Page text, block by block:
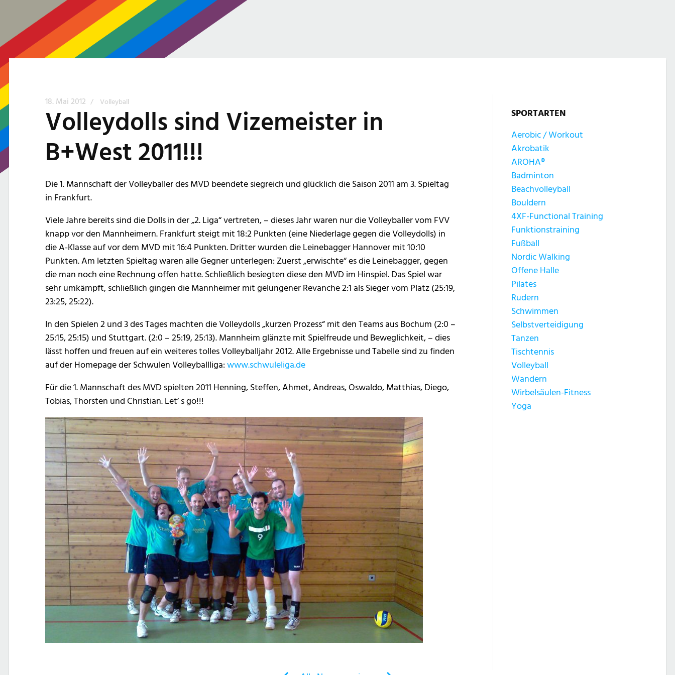
18. Mai 2012 / Volleyball
Volleydolls sind Vizemeister in
B+West 2011!!!
Die 1. Mannschaft der Volleyballer des MVD beendete siegreich und glücklich die Saison 2011 am 3. Spieltag
in Frankfurt.
Viele Jahre bereits sind die Dolls in der „2. Liga“ vertreten, – dieses Jahr waren nur die Volleyballer vom FVV
knapp vor den Mannheimern. Frankfurt steigt mit 18:2 Punkten (eine Niederlage gegen die Volleydolls) in
die A-Klasse auf vor dem MVD mit 16:4 Punkten. Dritter wurden die Leinebagger Hannover mit 10:10
Punkten. Am letzten Spieltag waren alle Gegner unterlegen: Zuerst „erwischte“ es die Leinebagger, gegen
die man noch eine Rechnung offen hatte. Schließlich besiegten diese den MVD im Hinspiel. Das Spiel war
sehr umkämpft, schließlich gingen die Mannheimer mit gelungener Revanche 2:1 als Sieger vom Platz (25:19,
23:25, 25:22).
In den Spielen 2 und 3 des Tages machten die Volleydolls „kurzen Prozess“ mit den Teams aus Bochum (2:0 –
25:15, 25:15) und Stuttgart. (2:0 – 25:19, 25:13). Mannheim glänzte mit Spielfreude und Beweglichkeit, – dies
lässt hoffen und freuen auf ein weiteres tolles Volleyballjahr 2012. Alle Ergebnisse und Tabelle sind zu finden
auf der Homepage der Schwulen Volleyballliga: www.schwuleliga.de
Für die 1. Mannschaft des MVD spielten 2011 Henning, Steffen, Ahmet, Andreas, Oswaldo, Matthias, Diego,
Tobias, Thorsten und Christian. Let’ s go!!!
SPORTARTEN
Aerobic / Workout
Akrobatik
AROHA®
Badminton
Beachvolleyball
Bouldern
4XF-Functional Training
Funktionstraining
Fußball
Nordic Walking
Offene Halle
Pilates
Rudern
Schwimmen
Selbstverteidigung
Tanzen
Tischtennis
Volleyball
Wandern
Wirbelsäulen-Fitness
Yoga